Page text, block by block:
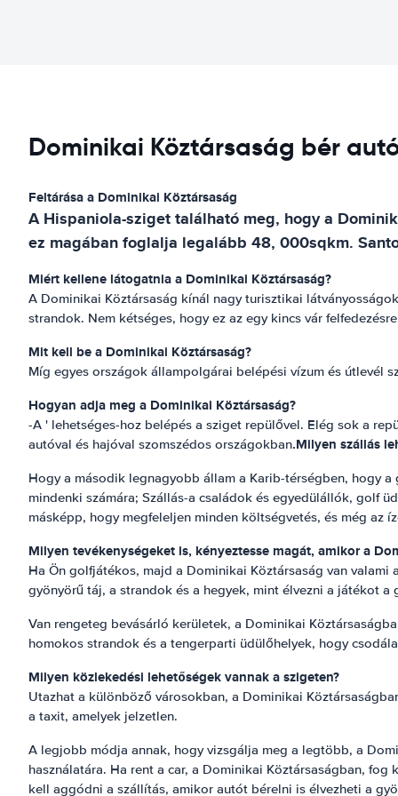
Dominikai Köztársaság bér
Feltárása a Dominikai Köztársaság
A Hispaniola-sziget található meg, hogy a
ez magában foglalja legalább 48, 000sqkm.
Miért kellene látogatnia a Dominikai Köztársaság?
A Dominikai Köztársaság kínál nagy turisztikai
strandok. Nem kétséges, hogy ez az egy kincs vár
Mit kell be a Dominikai Köztársaság?
Míg egyes országok állampolgárai belépési vízum és útlevél
Hogyan adja meg a Dominikai Köztársaság?
-A ' lehetséges-hoz belépés a sziget repülővel. Elég sok a
autóval és hajóval szomszédos országokban.Milyen szállás
Hogy a második legnagyobb állam a Karib-térségben, hogy
mindenki számára; Szállás-a családok és egyedülállók, golf
másképp, hogy megfeleljen minden költségvetés, és még az
Milyen tevékenységeket is, kényeztesse magát, amikor a
Ha Ön golfjátékos, majd a Dominikai Köztársaság van
gyönyörű táj, a strandok és a hegyek, mint élvezni a játékot
Van rengeteg bevásárló kerületek, a Dominikai
homokos strandok és a tengerparti üdülőhelyek, hogy
Milyen közlekedési lehetőségek vannak a szigeten?
Utazhat a különböző városokban, a Dominikai
a taxit, amelyek jelzetlen.
A legjobb módja annak, hogy vizsgálja meg a legtöbb, a
használatára. Ha rent a car, a Dominikai Köztársaságban,
kell aggódni a szállítás, amikor autót bérelni is élvezheti a